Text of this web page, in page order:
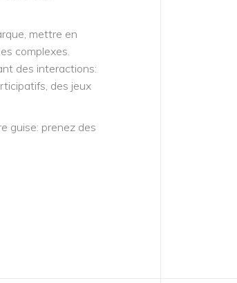
mettre en
complexes.
des interactions:
des jeux
guise: prenez des